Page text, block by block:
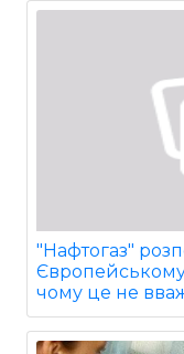
"Нафтогаз"
чому це не